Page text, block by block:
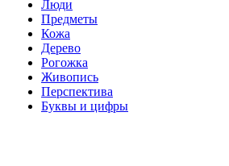
Люди
Предметы
Кожа
Дерево
Рогожка
Живопись
Перспектива
Буквы и цифры